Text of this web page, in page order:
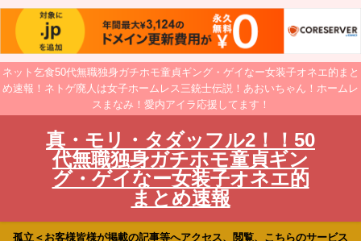
ネット乞食50代無職独身ガチホモ童貞ギング・ゲイなー女装子オネエ的まと
め速報！ネトゲ廃人は女子ホームレス三銃士伝説！あおいちゃん！ホームレ
スまなみ！愛内アイラ応援してます！
真・モリ・タダッフル2！！50
代無職独身ガチホモ童貞ギン
グ・ゲイなー女装子オネエ的
まとめ速報
孤立＜お客様皆様が掲載の記事等へアクセス、閲覧、こちらのサービス